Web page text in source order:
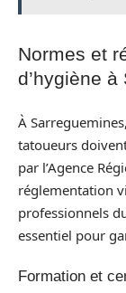
Normes et
d’hygiène
À
tatoueurs
par l’Agence
réglementation
professionnels
essentiel pour
Formation et